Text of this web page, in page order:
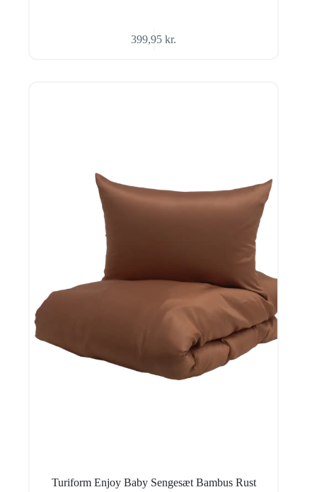
399,95kr.
Turiform Enjoy Baby Sengesæt Bambus Rust